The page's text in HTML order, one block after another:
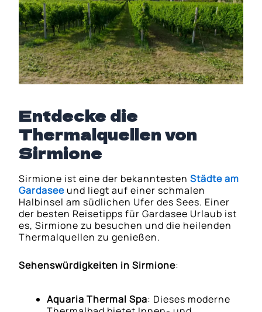
Entdecke die
Thermalquellen von
Sirmione
Sirmione ist eine der bekanntestenStädte am
Gardasee und liegt auf einer schmalen
Halbinsel am südlichen Ufer des Sees. Einer
der besten Reisetipps für Gardasee Urlaub ist
es, Sirmione zu besuchen und die heilenden
Thermalquellen zu genießen.
Sehenswürdigkeiten in Sirmione:
Aquaria Thermal Spa: Dieses moderne